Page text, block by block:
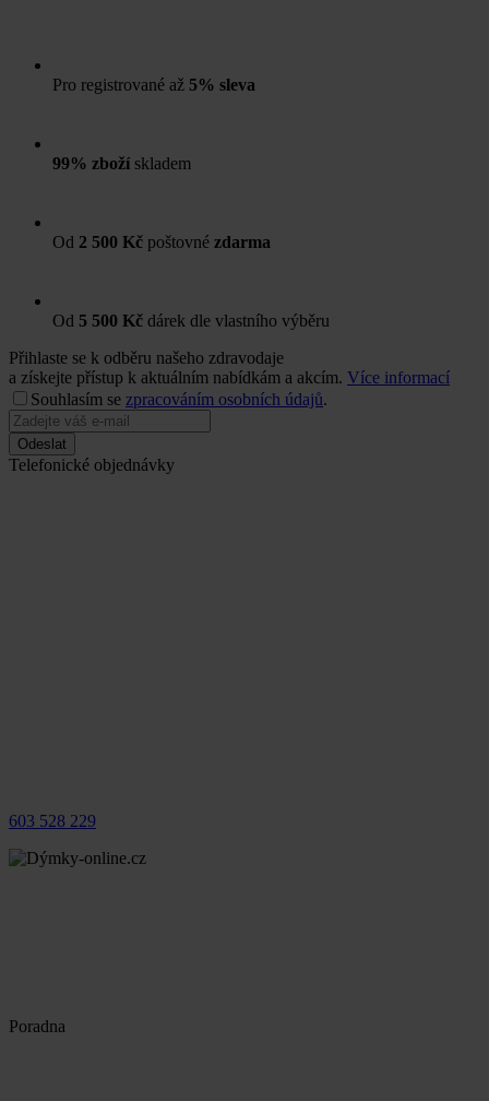
Pro registrované až 5% sleva
99% zboží skladem
Od 2 500 Kč poštovné zdarma
Od 5 500 Kč dárek dle vlastního výběru
Přihlaste se k odběru našeho zdravodaje
a získejte přístup k aktuálním nabídkám a akcím. Více informací
Souhlasím se zpracováním osobních údajů.
Odeslat
Telefonické objednávky
603 528 229
Poradna